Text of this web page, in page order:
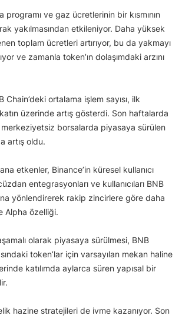
programı ve gaz ücretlerinin bir kısmının
yakılmasından etkileniyor. Daha yüksek
toplam ücretleri artırıyor, bu da yakmayı
ve zamanla token’ın dolaşımdaki arzını
Chain’deki ortalama işlem sayısı, ilk
üzerinde artış gösterdi. Son haftalarda
merkeziyetsiz borsalarda piyasaya sürülen
artış oldu.
etkenler, Binance’in küresel kullanıcı
entegrasyonları ve kullanıcıları BNB
yönlendirerek rakip zincirlere göre daha
Alpha özelliği.
olarak piyasaya sürülmesi, BNB
token’lar için varsayılan mekan haline
katılımda aylarca süren yapısal bir
hazine stratejileri de ivme kazanıyor. Son